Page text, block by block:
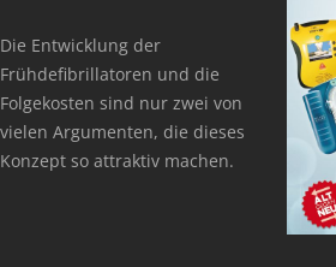
Die Entwicklung der
Frühdefibrillatoren und die
Folgekosten sind nur zwei von
vielen Argumenten, die dieses
Konzept so attraktiv machen.